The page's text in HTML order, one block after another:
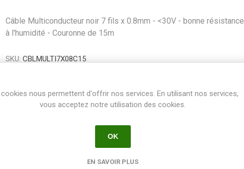
Câble Multiconducteur noir 7 fils x 0.8mm - <30V - bonne résistance
à l'humidité - Couronne de 15m
SKU: CBLMULTI7X08C15
Share: nous permettent d'offrir nos services. En utilisant nos services,
vous acceptez notre utilisation des cookies.
OK
EN SAVOIR PLUS